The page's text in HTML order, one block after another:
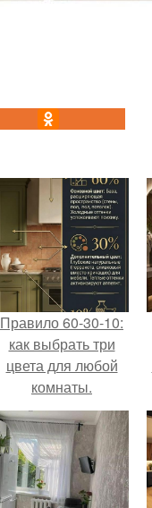
Правило 60-30-10:
как выбрать три
цвета для любой
комнаты.